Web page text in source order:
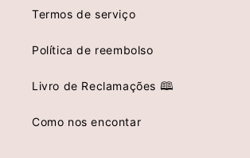
Termos de serviço
Política de reembolso
Livro de Reclamações 🕮
Como nos encontar